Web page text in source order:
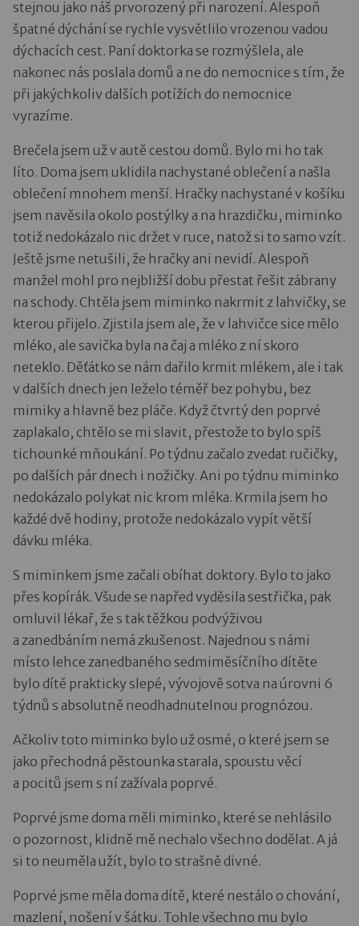
stejnou jako náš prvorozený při narození. Alespoň
špatné dýchání se rychle vysvětlilo vrozenou vadou
dýchacích cest. Paní doktorka se rozmýšlela, ale
nakonec nás poslala domů a ne do nemocnice s tím, že
při jakýchkoliv dalších potížích do nemocnice
vyrazíme.
Brečela jsem už v autě cestou domů. Bylo mi ho tak
líto. Doma jsem uklidila nachystané oblečení a našla
oblečení mnohem menší. Hračky nachystané v košíku
jsem navěsila okolo postýlky a na hrazdičku, miminko
totiž nedokázalo nic držet v ruce, natož si to samo vzít.
Ještě jsme netušili, že hračky ani nevidí. Alespoň
manžel mohl pro nejbližší dobu přestat řešit zábrany
na schody. Chtěla jsem miminko nakrmit z lahvičky, se
kterou přijelo. Zjistila jsem ale, že v lahvičce sice mělo
mléko, ale savička byla na čaj a mléko z ní skoro
neteklo. Děťátko se nám dařilo krmit mlékem, ale i tak
v dalších dnech jen leželo téměř bez pohybu, bez
mimiky a hlavně bez pláče. Když čtvrtý den poprvé
zaplakalo, chtělo se mi slavit, přestože to bylo spíš
tichounké mňoukání. Po týdnu začalo zvedat ručičky,
po dalších pár dnech i nožičky. Ani po týdnu miminko
nedokázalo polykat nic krom mléka. Krmila jsem ho
každé dvě hodiny, protože nedokázalo vypít větší
dávku mléka.
S miminkem jsme začali obíhat doktory. Bylo to jako
přes kopírák. Všude se napřed vyděsila sestřička, pak
omluvil lékař, že s tak těžkou podvýživou
a zanedbáním nemá zkušenost. Najednou s námi
místo lehce zanedbaného sedmiměsíčního dítěte
bylo dítě prakticky slepé, vývojově sotva na úrovni 6
týdnů s absolutně neodhadnutelnou prognózou.
Ačkoliv toto miminko bylo už osmé, o které jsem se
jako přechodná pěstounka starala, spoustu věcí
a pocitů jsem s ní zažívala poprvé.
Poprvé jsme doma měli miminko, které se nehlásilo
o pozornost, klidně mě nechalo všechno dodělat. A já
si to neuměla užít, bylo to strašně divné.
Poprvé jsme měla doma dítě, které nestálo o chování,
mazlení, nošení v šátku. Tohle všechno mu bylo